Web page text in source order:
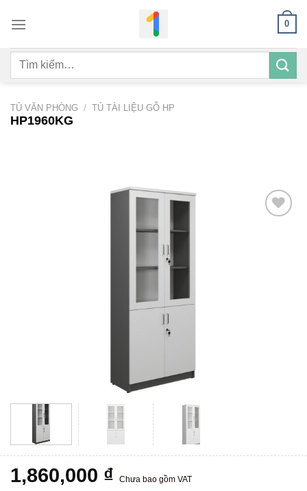
qua
dung
0
Tìm
TỦ VĂN PHÒNG / TỦ TÀI LIỆU GỖ HP
HP1960KG
1,860,000 ₫ Chưa bao gồm VAT